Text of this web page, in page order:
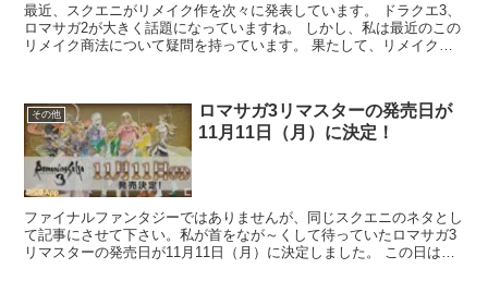
最近、スクエニがリメイク作を次々に発表しています。 ドラクエ3、
ロマサガ2が大きく話題になっていますね。 しかし、私は最近のこの
リメイク商法について疑問を持っています。 果たして、リメイクは
その他
ロマサガ3リマスターの発売日が
11月11日（月）に決定！
ファイナルファンタジーではありませんが、同じスクエニのネタとし
て記事にさせて下さい。私が首をなが～くして待っていたロマサガ3
リマスターの発売日が11月11日（月）に決定しました。 この日はス